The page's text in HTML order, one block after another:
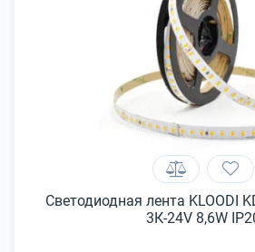
Светодиодная лента KLOODI
3К-24V 8,6W